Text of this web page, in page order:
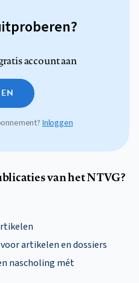
account aan
Inloggen
van het NTVG?
artikelen en dossiers
nascholing mét